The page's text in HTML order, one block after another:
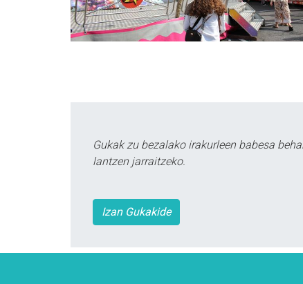
Gukak zu bezalako irakurleen babesa
lantzen jarraitzeko.
Izan Gukakide